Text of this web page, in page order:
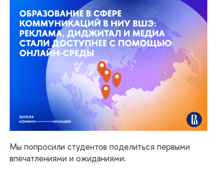
Мы попросили студентов поделиться первыми
впечатлениями и ожиданиями.